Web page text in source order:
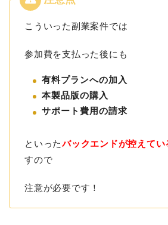
こういった副業案件では
参加費を支払った後にも
有料プランへの加入
本製品版の購入
サポート費用の請求
といったバックエンドが控えてい
すので
注意が必要です！